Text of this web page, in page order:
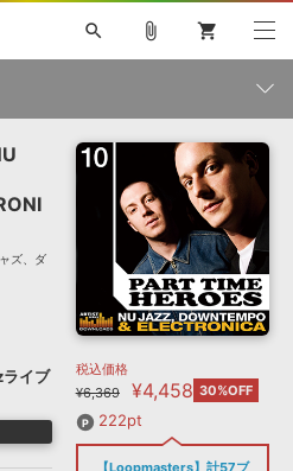
音楽カード
search
V4X 巡音ルカ V4X
MEIKO V3
SPITFIRE AUDIO
ライセンスフリーBGM
ボーカル抜き出し
DUBSTEP
MUTANT
ROUTER.FM
・エフェクト
DAW 効果音
attach_file shopping_cart
ズ、ダ
イブ
税込価格
¥6,369
¥4,458 30%OFF
222pt
【Loopmasters】計57ブ